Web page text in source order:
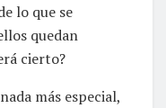
lo que se
quedan
cierto?
más especial,